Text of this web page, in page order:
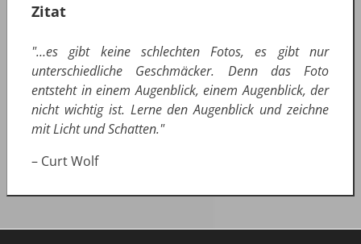
Zitat
"…es gibt keine schlechten Fotos, es gibt nur
unterschiedliche Geschmäcker. Denn das Foto
entsteht in einem Augenblick, einem Augenblick, der
nicht wichtig ist. Lerne den Augenblick und zeichne
mit Licht und Schatten."
– Curt Wolf